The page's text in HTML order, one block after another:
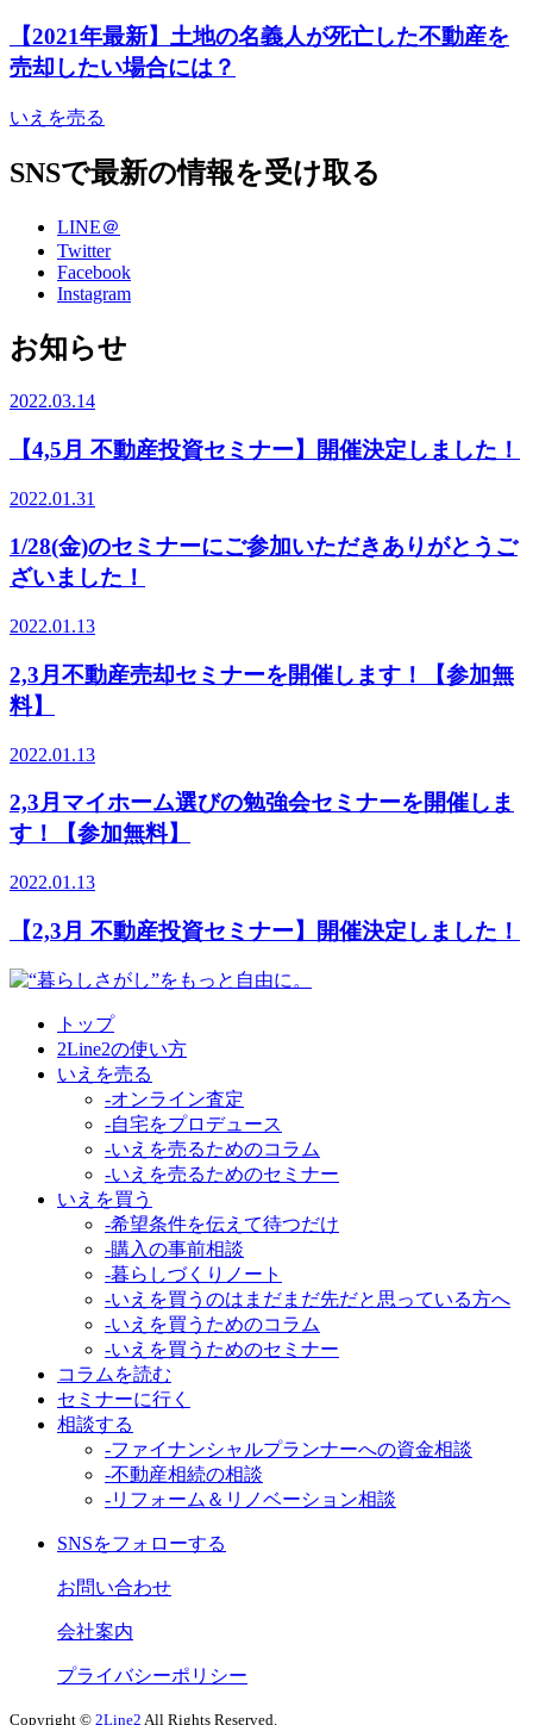
【2021年最新】土地の名義人が死亡した不動産を
売却したい場合には？
いえを売る
SNSで最新の情報を受け取る
LINE＠
Twitter
Facebook
Instagram
お知らせ
2022.03.14
【4,5月 不動産投資セミナー】開催決定しました！
2022.01.31
1/28(金)のセミナーにご参加いただきありがとうご
ざいました！
2022.01.13
2,3月不動産売却セミナーを開催します！【参加無
料】
2022.01.13
2,3月マイホーム選びの勉強会セミナーを開催しま
す！【参加無料】
2022.01.13
【2,3月 不動産投資セミナー】開催決定しました！
トップ
2Line2の使い方
いえを売る
-オンライン査定
-自宅をプロデュース
-いえを売るためのコラム
-いえを売るためのセミナー
いえを買う
-希望条件を伝えて待つだけ
-購入の事前相談
-暮らしづくりノート
-いえを買うのはまだまだ先だと思っている方へ
-いえを買うためのコラム
-いえを買うためのセミナー
コラムを読む
セミナーに行く
相談する
-ファイナンシャルプランナーへの資金相談
-不動産相続の相談
-リフォーム＆リノベーション相談
SNSをフォローする
お問い合わせ
会社案内
プライバシーポリシー
Copyright © 2Line2 All Rights Reserved.